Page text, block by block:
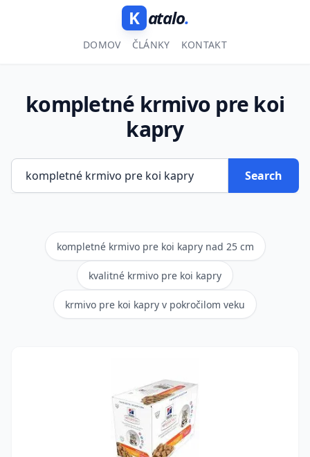
K atalo.
DOMOV ČLÁNKY KONTAKT
kompletné krmivo pre koi
kapry
Search
kompletné krmivo pre koi kapry nad 25 cm
kvalitné krmivo pre koi kapry
krmivo pre koi kapry v pokročilom veku